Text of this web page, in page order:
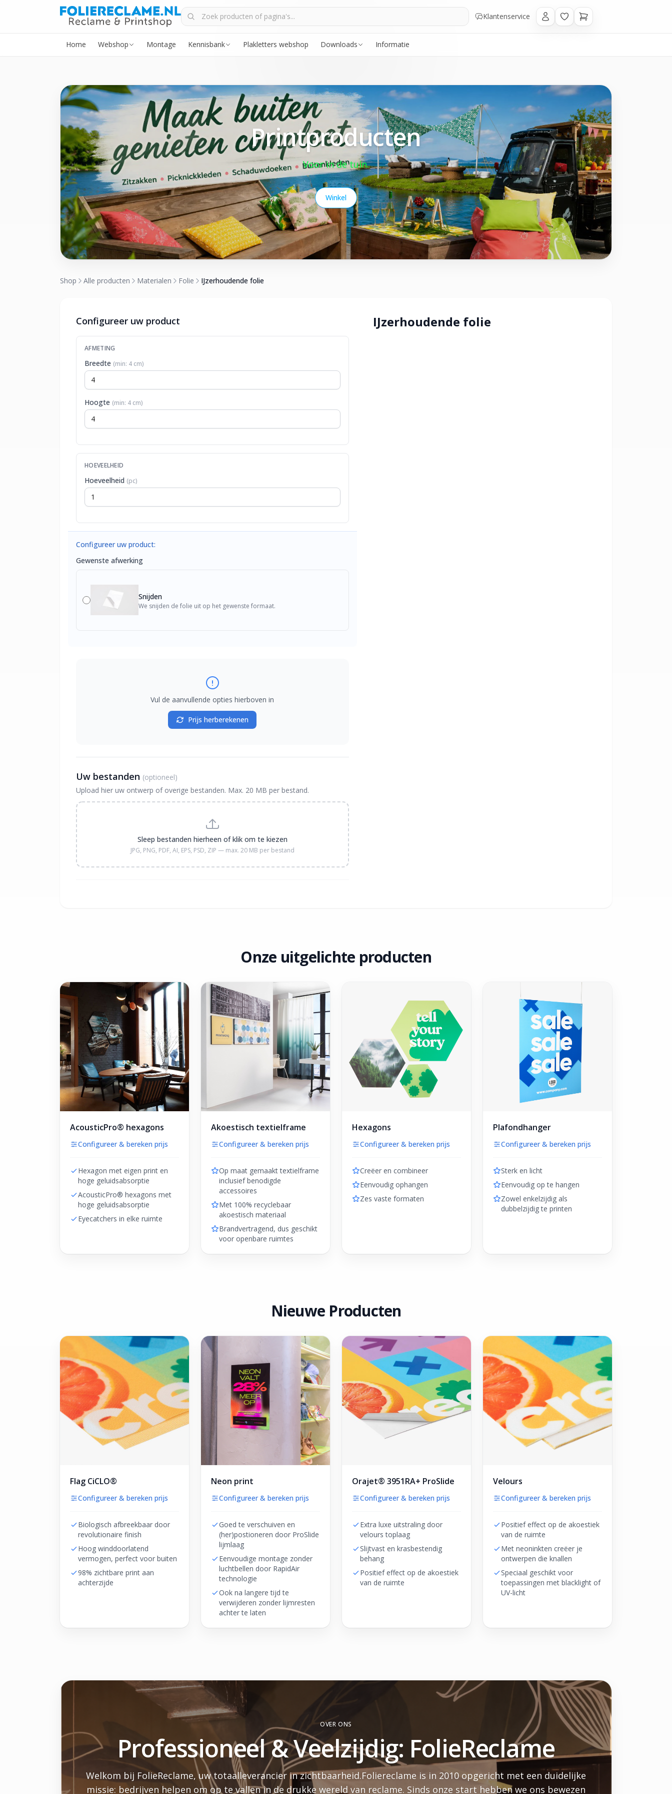
Klantenservice
Home Webshop Montage Kennisbank Plakletters webshop Downloads Informatie
Printproducten
Voor in de tuin.
Winkel
Shop Alle producten Materialen Folie IJzerhoudende folie
IJzerhoudende folie
Configureer uw product
AFMETING
Breedte (min: 4 cm)
Hoogte (min: 4 cm)
HOEVEELHEID
Hoeveelheid (pc)
Configureer uw product:
Gewenste afwerking
Snijden
We snijden de folie uit op het gewenste formaat.
Vul de aanvullende opties hierboven in
Prijs herberekenen
Uw bestanden (optioneel)
Upload hier uw ontwerp of overige bestanden. Max. 20 MB per bestand.
Sleep bestanden hierheen of klik om te kiezen
JPG, PNG, PDF, AI, EPS, PSD, ZIP — max. 20 MB per bestand
Onze uitgelichte producten
AcousticPro® hexagons
Configureer & bereken prijs
Hexagon met eigen print en
hoge geluidsabsorptie
AcousticPro® hexagons met
hoge geluidsabsorptie
Eyecatchers in elke ruimte
Akoestisch textielframe
Configureer & bereken prijs
Op maat gemaakt textielframe
inclusief benodigde
accessoires
Met 100% recyclebaar
akoestisch materiaal
Brandvertragend, dus geschikt
voor openbare ruimtes
Hexagons
Configureer & bereken prijs
Creëer en combineer
Eenvoudig ophangen
Zes vaste formaten
Plafondhanger
Configureer & bereken prijs
Sterk en licht
Eenvoudig op te hangen
Zowel enkelzijdig als
dubbelzijdig te printen
Nieuwe Producten
Flag CiCLO®
Configureer & bereken prijs
Biologisch afbreekbaar door
revolutionaire finish
Hoog winddoorlatend
vermogen, perfect voor buiten
98% zichtbare print aan
achterzijde
Neon print
Configureer & bereken prijs
Goed te verschuiven en
(her)postioneren door ProSlide
lijmlaag
Eenvoudige montage zonder
luchtbellen door RapidAir
technologie
Ook na langere tijd te
verwijderen zonder lijmresten
achter te laten
Orajet® 3951RA+ ProSlide
Configureer & bereken prijs
Extra luxe uitstraling door
velours toplaag
Slijtvast en krasbestendig
behang
Positief effect op de akoestiek
van de ruimte
Velours
Configureer & bereken prijs
Positief effect op de akoestiek
van de ruimte
Met neoninkten creëer je
ontwerpen die knallen
Speciaal geschikt voor
toepassingen met blacklight of
UV-licht
OVER ONS
Professioneel & Veelzijdig: FolieReclame
Welkom bij FolieReclame, uw totaalleverancier in zichtbaarheid.Foliereclame is in 2010 opgericht met een duidelijke
missie: bedrijven helpen om op te vallen in de drukke wereld van reclame. Sinds onze start hebben we ons bewezen